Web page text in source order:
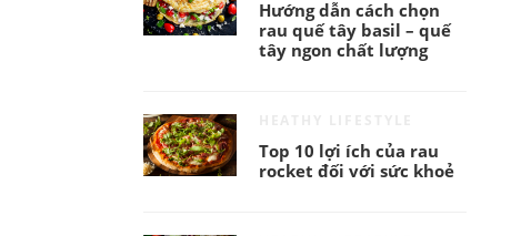
Hướng dẫn cách chọn
rau quế tây basil – quế
tây ngon chất lượng
Top 10 lợi ích của rau
rocket đối với sức khoẻ